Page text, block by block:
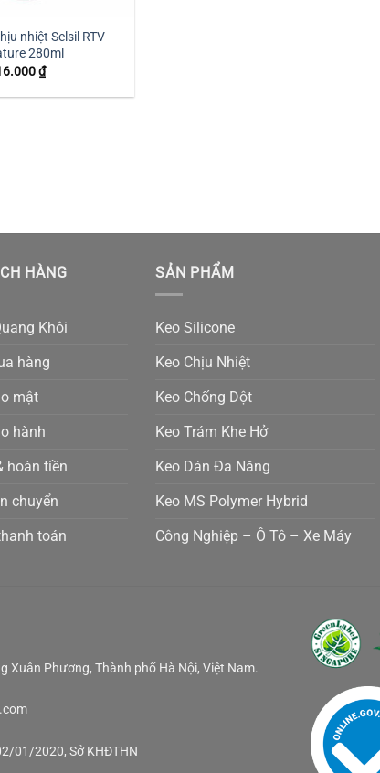
nhiệt Selsil RTV
280ml
₫Giá
tại
HÀNG
Khôi
hàng
mật
hành
hoàn tiền
chuyển
toán
SẢN PHẨM
Keo Silicone
Keo Chịu Nhiệt
Keo Chống Dột
Keo Trám Khe Hở
Keo Dán Đa Năng
Keo MS Polymer Hybrid
Công Nghiệp – Ô Tô – Xe Máy
Xuân Phương, Thành phố Hà Nội, Việt Nam.
01/2020, Sở KHĐTHN